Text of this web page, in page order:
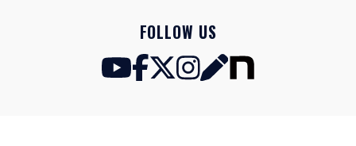
FOLLOW US